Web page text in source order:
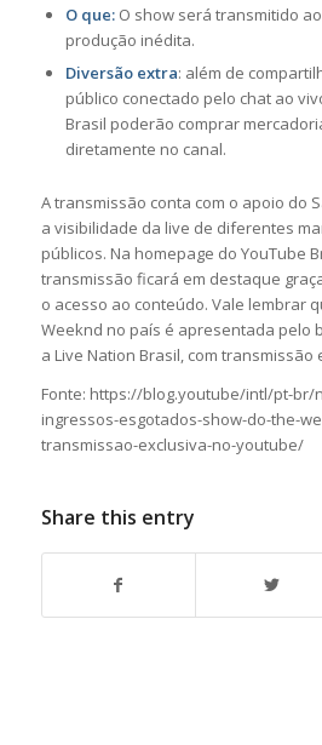
O que:O show será transmitido
produção inédita.
Diversão extra: além de
público conectado pelo chat ao
Brasil poderão comprar
diretamente no canal.
A transmissão conta com o apoio do
a visibilidade da live de diferentes
públicos. Na homepage do YouTube
transmissão ficará em destaque
o acesso ao conteúdo. Vale lembrar
Weeknd no país é apresentada pelo
a Live Nation Brasil, com transmissão
Fonte: https://blog.youtube/intl/pt-br/
ingressos-esgotados-show-do-the-
transmissao-exclusiva-no-youtube/
Share this entry